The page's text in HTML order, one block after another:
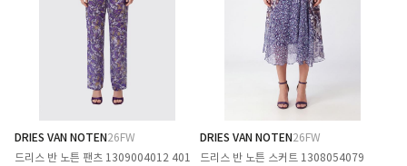
DRIES VAN NOTEN26FW
드리스 반 노튼 팬츠 1309004012 401
DRIES VAN NOTEN26FW
드리스 반 노튼 스커트 1308054079